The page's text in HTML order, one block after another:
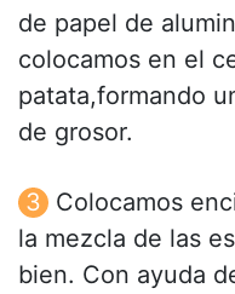
de papel de
colocamos en el
patata,formando
de grosor.
Colocamos
la mezcla de las
bien. Con ayuda